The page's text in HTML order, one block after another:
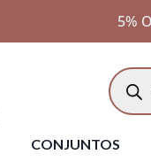
5%
CONJUNTOS